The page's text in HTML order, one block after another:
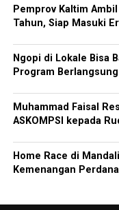
Pemprov Kaltim
Tahun, Siap Masuki
Ngopi di Lokale Bisa
Program
Muhammad Faisal
ASKOMPSI kepada
Home Race di
Kemenangan